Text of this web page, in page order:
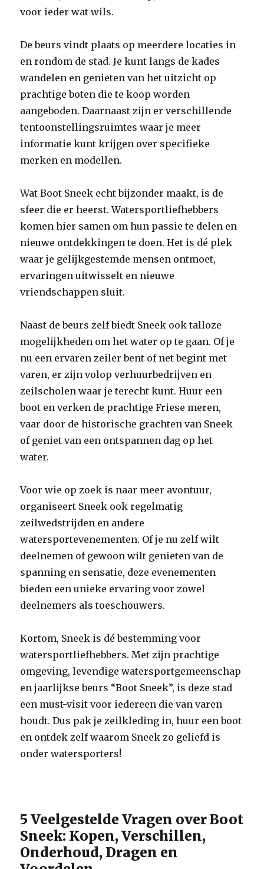
voor ieder wat wils.
De beurs vindt plaats op meerdere locaties in
en rondom de stad. Je kunt langs de kades
wandelen en genieten van het uitzicht op
prachtige boten die te koop worden
aangeboden. Daarnaast zijn er verschillende
tentoonstellingsruimtes waar je meer
informatie kunt krijgen over specifieke
merken en modellen.
Wat Boot Sneek echt bijzonder maakt, is de
sfeer die er heerst. Watersportliefhebbers
komen hier samen om hun passie te delen en
nieuwe ontdekkingen te doen. Het is dé plek
waar je gelijkgestemde mensen ontmoet,
ervaringen uitwisselt en nieuwe
vriendschappen sluit.
Naast de beurs zelf biedt Sneek ook talloze
mogelijkheden om het water op te gaan. Of je
nu een ervaren zeiler bent of net begint met
varen, er zijn volop verhuurbedrijven en
zeilscholen waar je terecht kunt. Huur een
boot en verken de prachtige Friese meren,
vaar door de historische grachten van Sneek
of geniet van een ontspannen dag op het
water.
Voor wie op zoek is naar meer avontuur,
organiseert Sneek ook regelmatig
zeilwedstrijden en andere
watersportevenementen. Of je nu zelf wilt
deelnemen of gewoon wilt genieten van de
spanning en sensatie, deze evenementen
bieden een unieke ervaring voor zowel
deelnemers als toeschouwers.
Kortom, Sneek is dé bestemming voor
watersportliefhebbers. Met zijn prachtige
omgeving, levendige watersportgemeenschap
en jaarlijkse beurs “Boot Sneek”, is deze stad
een must-visit voor iedereen die van varen
houdt. Dus pak je zeilkleding in, huur een boot
en ontdek zelf waarom Sneek zo geliefd is
onder watersporters!
5 Veelgestelde Vragen over Boot
Sneek: Kopen, Verschillen,
Onderhoud, Dragen en